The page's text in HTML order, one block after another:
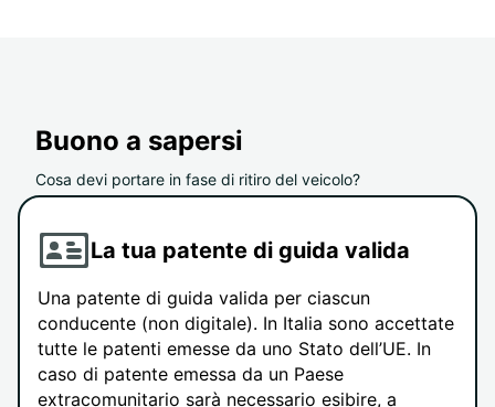
Buono a sapersi
Cosa devi portare in fase di ritiro del veicolo?
La tua patente di guida valida
Una patente di guida valida per ciascun
conducente (non digitale). In Italia sono accettate
tutte le patenti emesse da uno Stato dell’UE. In
caso di patente emessa da un Paese
extracomunitario sarà necessario esibire, a